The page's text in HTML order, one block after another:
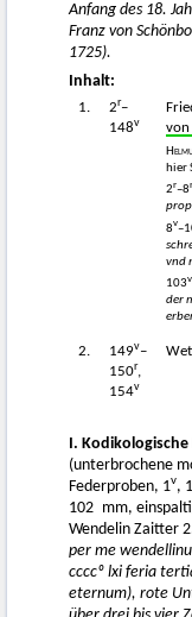
Anfang des 18.
Franz von
1725).
Inhalt:
1. 2r–
148v
von
hier
2r–8r
pro
8v
vnd
103v
der
2. 149v–
150r,
154v
I.
(unterbrochene
Federproben, 1v,
102 mm,
Wendelin Zaitter
per me wendellinu
ccccº lxi feria
eternum), rote